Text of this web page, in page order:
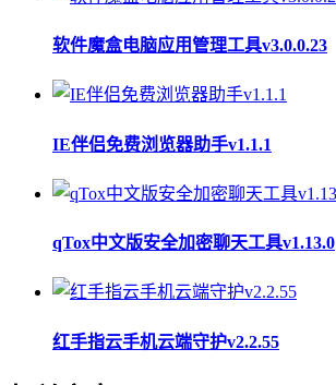
软件魔盒电脑应用管理工具v3.0.0.23
IE伴侣免费浏览器助手v1.1.1
qTox中文版安全加密聊天工具v1.13.0
红手指云手机云端守护v2.2.55